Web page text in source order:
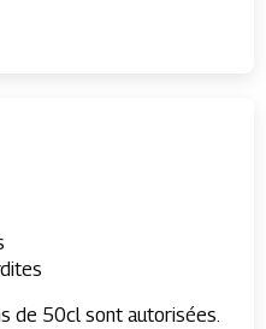
de 50cl sont autorisées.